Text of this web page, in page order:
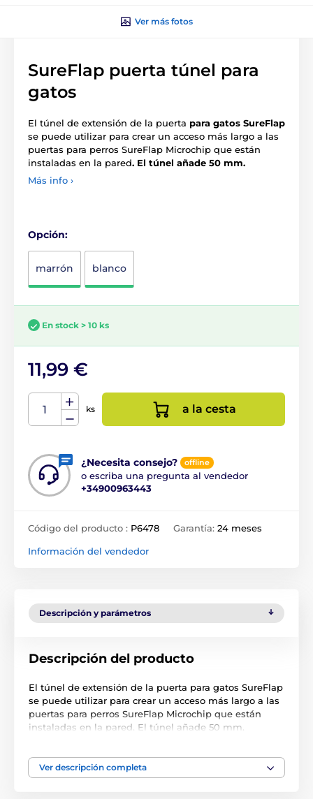
Ver más fotos
SureFlap puerta túnel para
gatos
El túnel de extensión de la puerta para gatos SureFlap
se puede utilizar para crear un acceso más largo a las
puertas para perros SureFlap Microchip que están
instaladas en la pared. El túnel añade 50 mm.
Más info ›
Opción:
marrón blanco
En stock > 10 ks
11,99 €
ks a la cesta
¿Necesita consejo? offline
o escriba una pregunta al vendedor
+34900963443
Código del producto : P6478 Garantía: 24 meses
Información del vendedor
Descripción y parámetros
Descripción del producto
El túnel de extensión de la puerta para gatos SureFlap
se puede utilizar para crear un acceso más largo a las
puertas para perros SureFlap Microchip que están
instaladas en la pared. El túnel añade 50 mm.
previo aviso. Las imágenes tienen únicamente
carácter ilustrativo.
Ver descripción completa